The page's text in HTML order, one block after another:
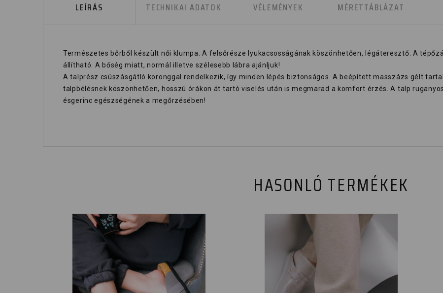
LEÍRÁS TECHNIKAI ADATOK VÉLEMÉNYEK MÉRETTÁBLÁZAT
Természetes bőrből készült női klumpa. A felsőrésze lyukacsosságának köszönhetően, légáteresztő. A
állítható. A bőség miatt, normál illetve szélesebb lábra ajánljuk!
A talprész csúszásgátló koronggal rendelkezik, így minden lépés biztonságos. A beépített masszázs gélt
talpbélésnek köszönhetően, hosszú órákon át tartó viselés után is megmarad a komfort érzés. A talp
ésgerinc egészségének a megőrzésében!
HASONLÓ TERMÉKEK